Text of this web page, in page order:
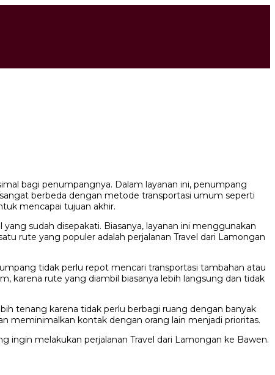
bagi penumpangnya. Dalam layanan ini, penumpang
berbeda dengan metode transportasi umum seperti
mencapai tujuan akhir.
sudah disepakati. Biasanya, layanan ini menggunakan
rute yang populer adalah perjalanan Travel dari Lamongan
tidak perlu repot mencari transportasi tambahan atau
karena rute yang diambil biasanya lebih langsung dan tidak
tenang karena tidak perlu berbagi ruang dengan banyak
meminimalkan kontak dengan orang lain menjadi prioritas.
ingin melakukan perjalanan Travel dari Lamongan ke Bawen.